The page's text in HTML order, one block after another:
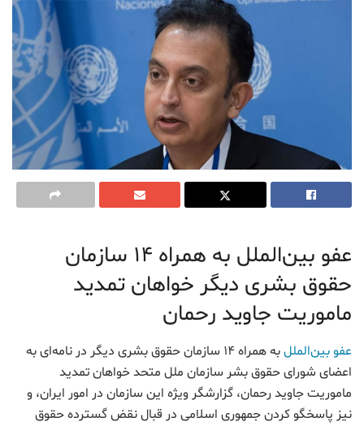
عفو بین‌الملل به همراه ۱۴ سازمان
حقوق بشری دیگر خواهان تمدید
ماموریت جاوید رحمان
عفو بین‌الملل
به همراه ۱۴ سازمان حقوق بشری دیگر در نامه‌ای به
اعضای شورای حقوق بشر سازمان ملل متحد خواهان تمدید
ماموریت جاوید رحمان، گزارشگر ویژه این سازمان در امور ایران، و
نیز پاسخگو کردن جمهوری اسلامی در قبال نقض گسترده حقوق